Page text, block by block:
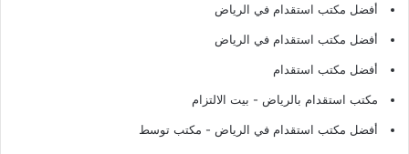
أفضل مكتب استقدام في الرياض
أفضل مكتب استقدام في الرياض
أفضل مكتب استقدام
مكتب استقدام بالرياض - بيت الالتزام
أفضل مكتب استقدام في الرياض - مكتب توسط